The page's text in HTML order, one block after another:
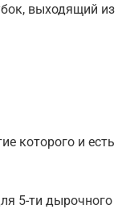
выходящий из
которого и есть
5-ти дырочного